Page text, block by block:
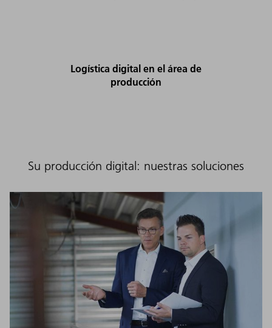
Logística digital en el área de
producción
Su producción digital: nuestras soluciones